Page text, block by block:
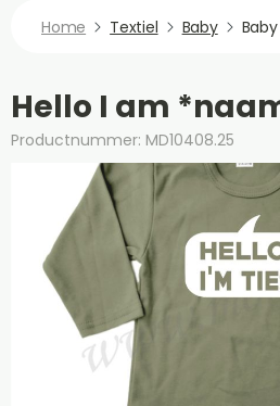
Home Textiel Baby
Hello I am
Productnummer: MD10408.25